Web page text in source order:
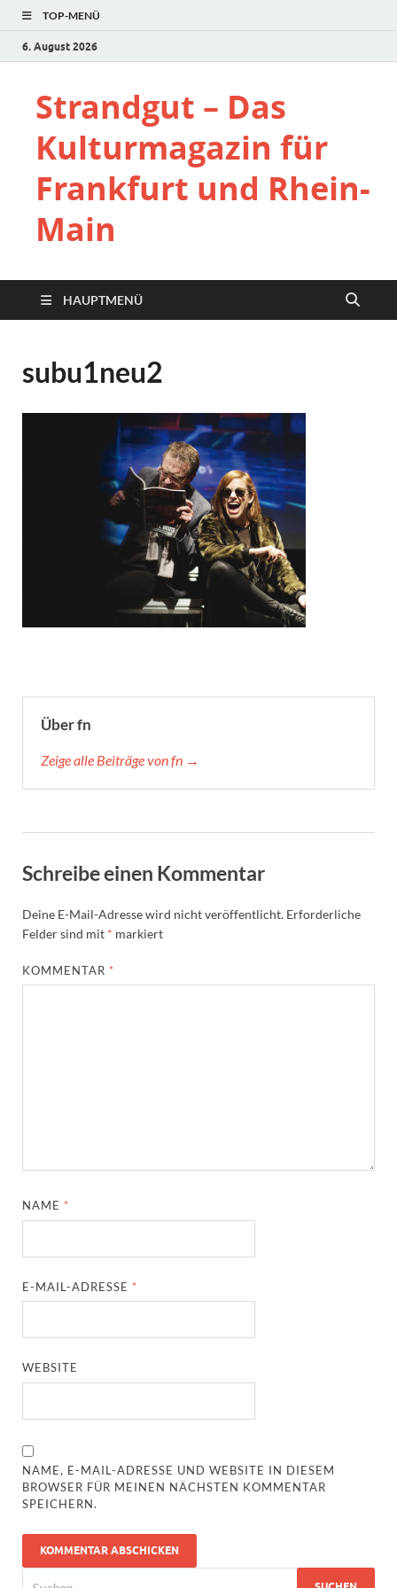
TOP-MENÜ
6. August 2026
Strandgut – Das
Kulturmagazin für
Frankfurt und Rhein-
Main
HAUPTMENÜ
subu1neu2
Über fn
Zeige alle Beiträge von fn →
Schreibe einen Kommentar
Deine E-Mail-Adresse wird nicht veröffentlicht. Erforderliche
Felder sind mit * markiert
KOMMENTAR *
NAME *
E-MAIL-ADRESSE *
WEBSITE
NAME, E-MAIL-ADRESSE UND WEBSITE IN DIESEM
BROWSER FÜR MEINEN NÄCHSTEN KOMMENTAR
SPEICHERN.